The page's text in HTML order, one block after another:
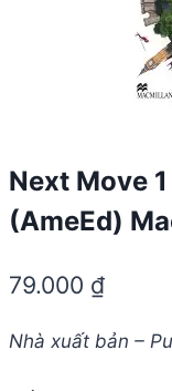
Next Move
(AmeEd)
79.000 ₫
Nhà xuất bản –